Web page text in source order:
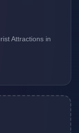
Attractions in